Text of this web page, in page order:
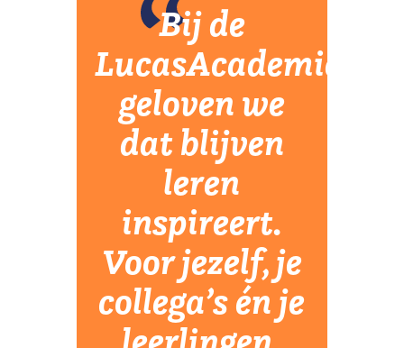
Bij de
LucasAcademie
geloven we
dat blijven
leren
inspireert.
Voor jezelf, je
collega’s én je